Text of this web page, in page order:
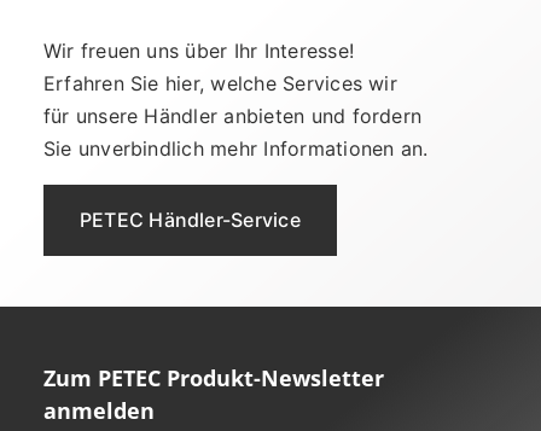
Wir freuen uns über Ihr Interesse!
Erfahren Sie hier, welche Services wir
für unsere Händler anbieten und fordern
Sie unverbindlich mehr Informationen an.
PETEC Händler-Service
Zum PETEC Produkt-Newsletter
anmelden